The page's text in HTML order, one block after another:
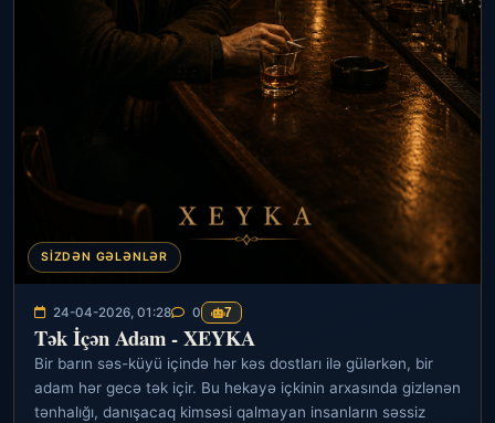
SIZDƏN GƏLƏNLƏR
24-04-2026, 01:28 0 7
Tək İçən Adam - XEYKA
Bir barın səs-küyü içində hər kəs dostları ilə gülərkən, bir
adam hər gecə tək içir. Bu hekayə içkinin arxasında gizlənən
tənhalığı, danışacaq kimsəsi qalmayan insanların səssiz